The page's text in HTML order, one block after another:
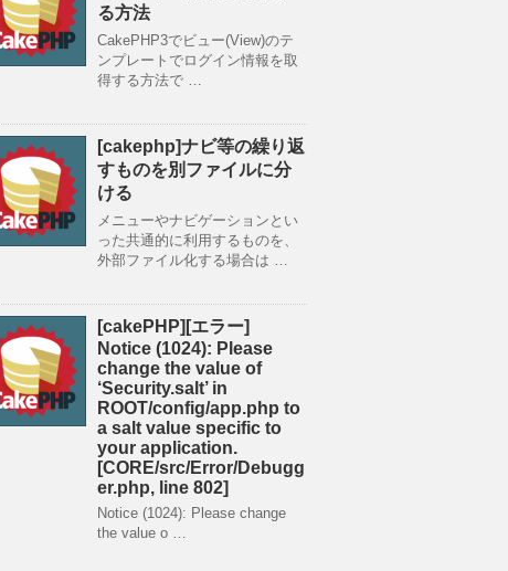
る方法
CakePHP3でビュー(View)のテ
ンプレートでログイン情報を取
得する方法で …
[cakephp]ナビ等の繰り返
すものを別ファイルに分
ける
メニューやナビゲーションとい
った共通的に利用するものを、
外部ファイル化する場合は …
[cakePHP][エラー]
Notice (1024): Please
change the value of
‘Security.salt’ in
ROOT/config/app.php to
a salt value specific to
your application.
[CORE/src/Error/Debugg
er.php, line 802]
Notice (1024): Please change
the value o …